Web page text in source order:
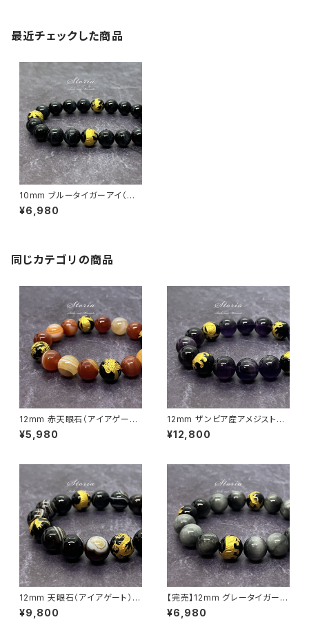
最近チェックした商品
10mm ブルータイガーアイ（虎
目石）×四神相応 金彫刻オニキ
ス ブレスレット
¥6,980
同じカテゴリの商品
12mm 赤天眼石（アイアゲート）
×四神相応 金彫刻オニキス ブレ
スレット
¥5,980
12mm ザンビア産アメジスト
（紫水晶）×四神相応 金彫刻オニ
キス ブレスレット
¥12,800
12mm 天眼石（アイアゲート）×
四神相応 金彫刻オニキス ブレ
スレット
¥9,800
【完売】12mm グレータイガーア
イ（虎目石）×四神相応 金彫刻オ
ニキス ブレスレット
¥6,980